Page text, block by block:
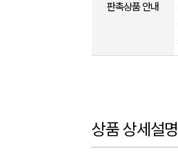
판촉상품 안내
상품 상세설명